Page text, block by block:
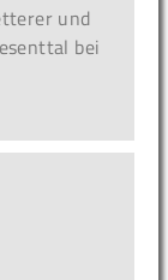
und
bei